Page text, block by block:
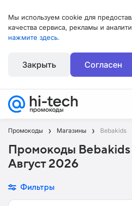
Мы используем cookie для
качества сервиса, рекламы и
нажмите здесь.
Закрыть Согласен
Промокоды Магазины Bebakids
Промокоды Bebakids
Август 2026
Фильтры